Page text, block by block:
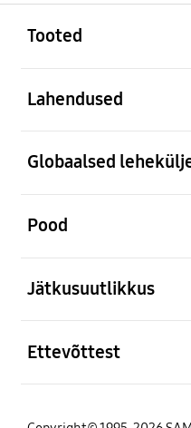
Tooted
Lahendused
Globaalsed
Pood
Jätkusuutlikkus
Ettevõttest